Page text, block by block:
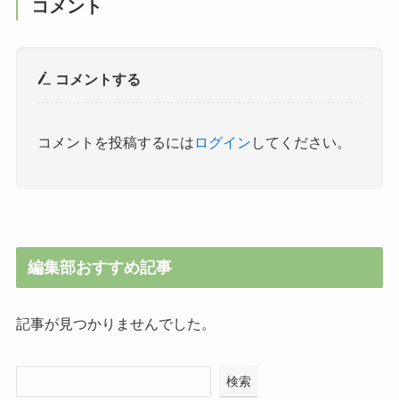
コメント
コメントする
コメントを投稿するには ログイン してください。
編集部おすすめ記事
記事が見つかりませんでした。
検索